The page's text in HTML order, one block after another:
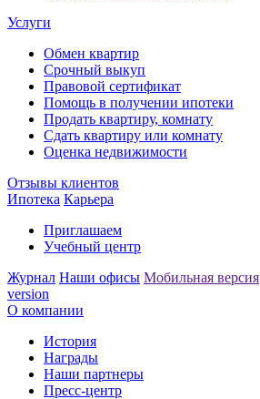
Услуги
Обмен квартир
Срочный выкуп
Правовой сертификат
Помощь в получении ипотеки
Продать квартиру, комнату
Сдать квартиру или комнату
Оценка недвижимости
Отзывы клиентов
Ипотека Карьера
Приглашаем
Учебный центр
Журнал Наши офисы Мобильная версия
version
О компании
История
Награды
Наши партнеры
Пресс-центр